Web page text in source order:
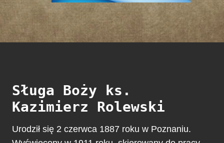
Sługa Boży ks.
Kazimierz Rolewski
Urodził się 2 czerwca 1887 roku w Poznaniu.